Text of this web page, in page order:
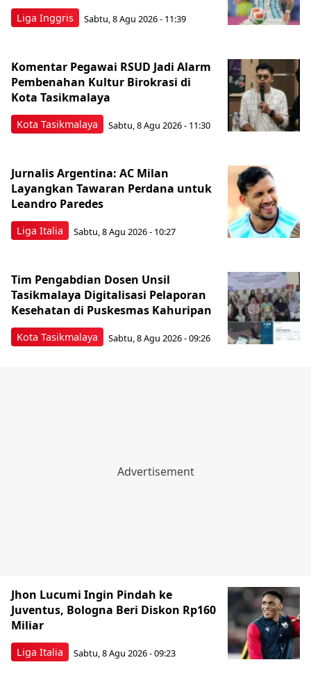
Liga Inggris Sabtu, 8 Agu 2026 - 11:39
Kota Tasikmalaya
Komentar Pegawai RSUD Jadi Alarm
Pembenahan Kultur Birokrasi di
Kota Tasikmalaya
Sabtu, 8 Agu 2026 - 11:30
Liga Italia
Jurnalis Argentina: AC Milan
Layangkan Tawaran Perdana untuk
Leandro Paredes
Sabtu, 8 Agu 2026 - 10:27
Kota Tasikmalaya
Tim Pengabdian Dosen Unsil
Tasikmalaya Digitalisasi Pelaporan
Kesehatan di Puskesmas Kahuripan
Sabtu, 8 Agu 2026 - 09:26
Liga Italia
Jhon Lucumi Ingin Pindah ke
Juventus, Bologna Beri Diskon Rp160
Miliar
Sabtu, 8 Agu 2026 - 09:23